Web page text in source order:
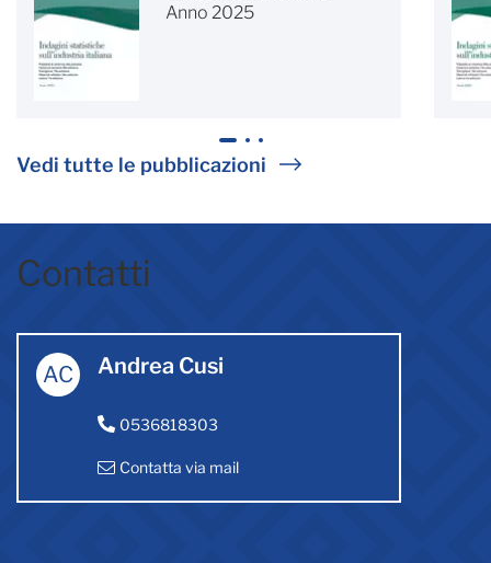
Anno 2025
1 2 3
Vedi tutte le pubblicazioni
Contatti
AC Andrea Cusi
0536818303
Contatta via mail